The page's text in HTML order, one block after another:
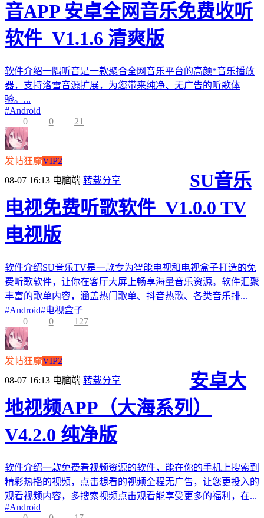
音APP 安卓全网音乐免费收听
软件_V1.1.6 清爽版
软件介绍一隅听音是一款聚合全网音乐平台的高颜*音乐播放
器，支持洛雪音源扩展，为您带来纯净、无广告的听歌体
验。...
#Android
0
0 21
发帖狂魔VIP2
08-07 16:13 电脑端 转载分享
SU音乐
电视免费听歌软件_V1.0.0 TV
电视版
软件介绍SU音乐TV是一款专为智能电视和电视盒子打造的免
费听歌软件，让你在客厅大屏上畅享海量音乐资源。软件汇聚
丰富的歌单内容，涵盖热门歌单、抖音热歌、各类音乐排...
#Android#电视盒子
0
0 127
发帖狂魔VIP2
08-07 16:13 电脑端 转载分享
安卓大
地视频APP（大海系列）
V4.2.0 纯净版
软件介绍一款免费看视频资源的软件，能在你的手机上搜索到
精彩热播的视频，点击想看的视频全程无广告，让您更投入的
观看视频内容，多搜索视频点击观看能享受更多的福利，在...
#Android